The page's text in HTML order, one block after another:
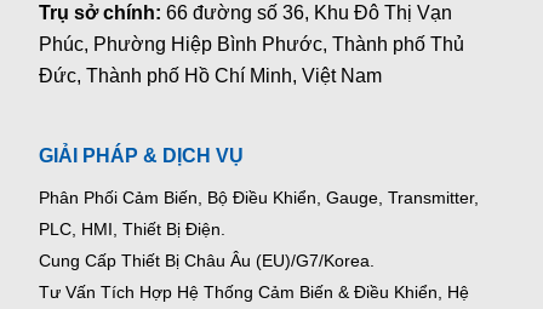
Trụ sở chính:66 đường số 36, Khu Đô Thị Vạn
Phúc, Phường Hiệp Bình Phước, Thành phố Thủ
Đức, Thành phố Hồ Chí Minh, Việt Nam
GIẢI PHÁP & DỊCH VỤ
Phân Phối Cảm Biến, Bộ Điều Khiển, Gauge, Transmitter,
PLC, HMI, Thiết Bị Điện.
Cung Cấp Thiết Bị Châu Âu (EU)/G7/Korea.
Tư Vấn Tích Hợp Hệ Thống Cảm Biến & Điều Khiển, Hệ